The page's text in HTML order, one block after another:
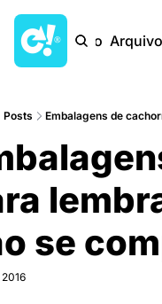
Início Arquivo
Posts Embalagens de
se